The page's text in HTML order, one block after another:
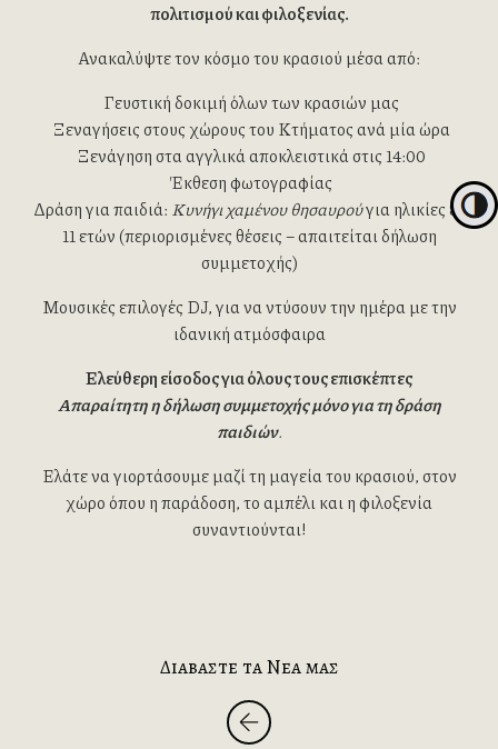
πολιτισμού και φιλοξενίας.
Ανακαλύψτε τον κόσμο του κρασιού μέσα από:
Γευστική δοκιμή όλων των κρασιών μας
Ξεναγήσεις στους χώρους του Κτήματος ανά μία ώρα
Ξενάγηση στα αγγλικά αποκλειστικά στις 14:00
Έκθεση φωτογραφίας
Δράση για παιδιά: Κυνήγι χαμένου θησαυρούγια ηλικίες 8–
11 ετών (περιορισμένες θέσεις – απαιτείται δήλωση
συμμετοχής)
Μουσικές επιλογές DJ, για να ντύσουν την ημέρα με την
ιδανική ατμόσφαιρα
Ελεύθερη είσοδος για όλους τους επισκέπτες
Απαραίτητη η δήλωση συμμετοχής μόνο για τη δράση
παιδιών.
Ελάτε να γιορτάσουμε μαζί τη μαγεία του κρασιού, στον
χώρο όπου η παράδοση, το αμπέλι και η φιλοξενία
συναντιούνται!
Διαβαστε τα Νεα μας